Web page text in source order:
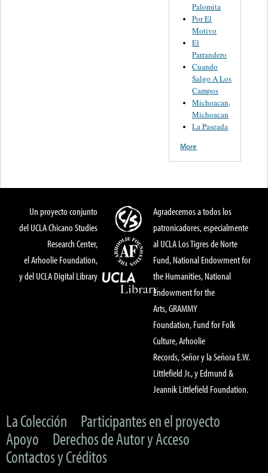
Palomita
Por El
Motivo
El
Parrandero
Cuando
Salgo A Los
Campos
Michoacan,
Michoacan
La Paseada
More
Un proyecto conjunto
del UCLA Chicano Studies
Research Center,
el Arhoolie Foundation,
y del UCLA Digital Library
Agradecemos a todos los
patronicadores, especialmente
al UCLA Los Tigres de Norte
Fund, National Endowment for
the Humanities, National
Endowment for the
Arts, GRAMMY
Foundation, Fund for Folk
Culture, Arhoolie
Records, Señor y la Señora E.W.
Littlefield Jr., y Edmund &
Jeannik Littlefield Foundation.
La Colección
Participantes en el proyecto
Apoyo
Derechos de Autor y Acceso
Contactos y Créditos